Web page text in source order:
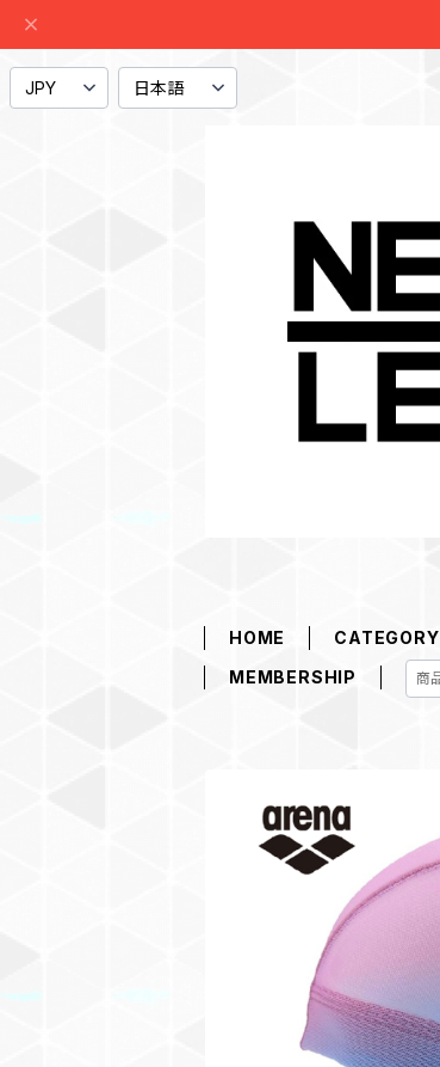
HOME CATEGORY
MEMBERSHIP